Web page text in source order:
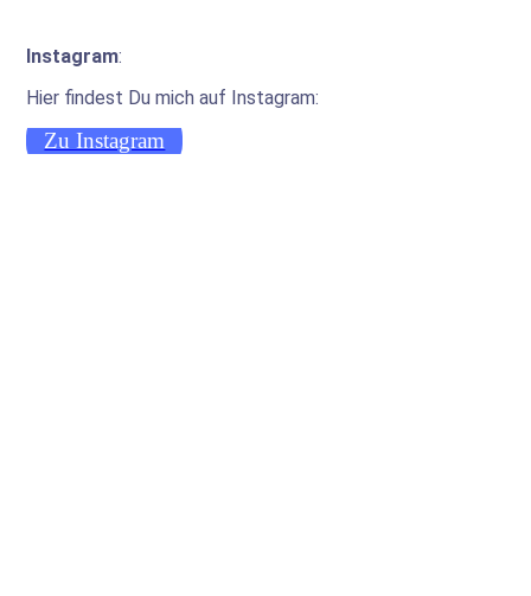
Instagram:
Hier findest Du mich auf Instagram:
Zu Instagram